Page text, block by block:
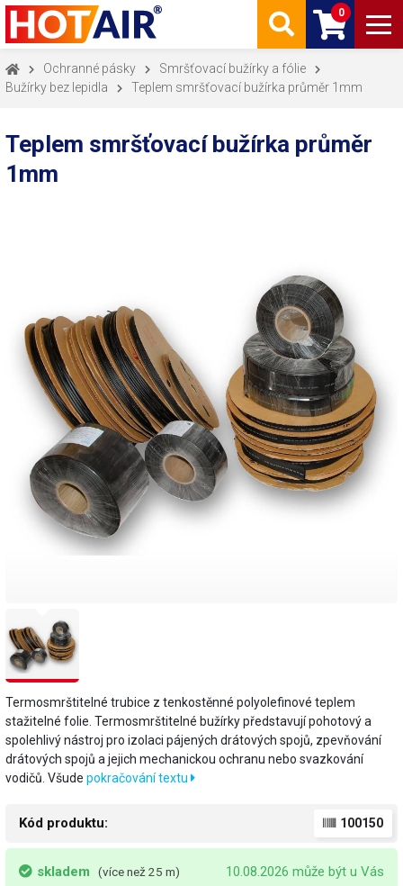
0
Ochranné pásky
Smršťovací bužírky a fólie
Bužírky bez lepidla
Teplem smršťovací bužírka průměr 1mm
Teplem smršťovací bužírka průměr
1mm
Termosmrštitelné trubice z tenkostěnné polyolefinové teplem
stažitelné folie. Termosmrštitelné bužírky představují pohotový a
spolehlivý nástroj pro izolaci pájených drátových spojů, zpevňování
drátových spojů a jejich mechanickou ochranu nebo svazkování
vodičů. Všude pokračování textu
Kód produktu: 100150
skladem (více než 25 m) 10.08.2026 může být u Vás